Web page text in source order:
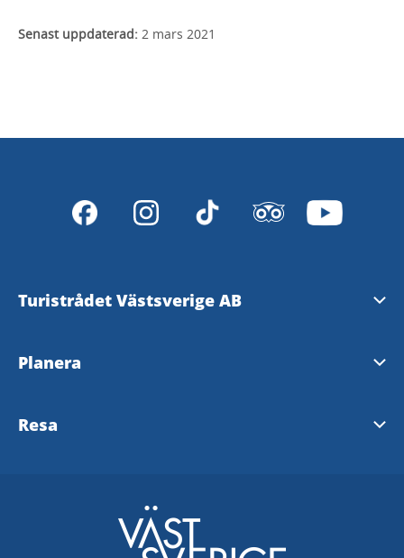
Senast uppdaterad: 2 mars 2021
Turistrådet Västsverige AB
Tipsa om evenemang
Turistrådet Västsverige AB
Planera
Nyhetsbrev från Västsverige
Tillgänglighetsguide - TD
Resa